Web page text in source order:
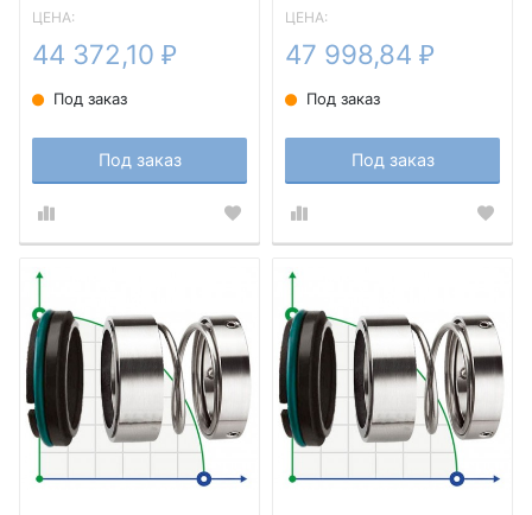
ЦЕНА:
44 372,10 ₽
Под заказ
Под заказ
ЦЕНА:
47 998,84 ₽
Под заказ
Под заказ